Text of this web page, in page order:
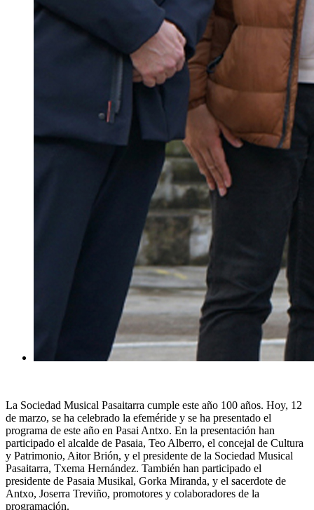
La Sociedad Musical Pasaitarra cumple este año 100 años. Hoy, 12
de marzo, se ha celebrado la efeméride y se ha presentado el
programa de este año en Pasai Antxo. En la presentación han
participado el alcalde de Pasaia, Teo Alberro, el concejal de Cultura
y Patrimonio, Aitor Brión, y el presidente de la Sociedad Musical
Pasaitarra, Txema Hernández. También han participado el
presidente de Pasaia Musikal, Gorka Miranda, y el sacerdote de
Antxo, Joserra Treviño, promotores y colaboradores de la
programación.